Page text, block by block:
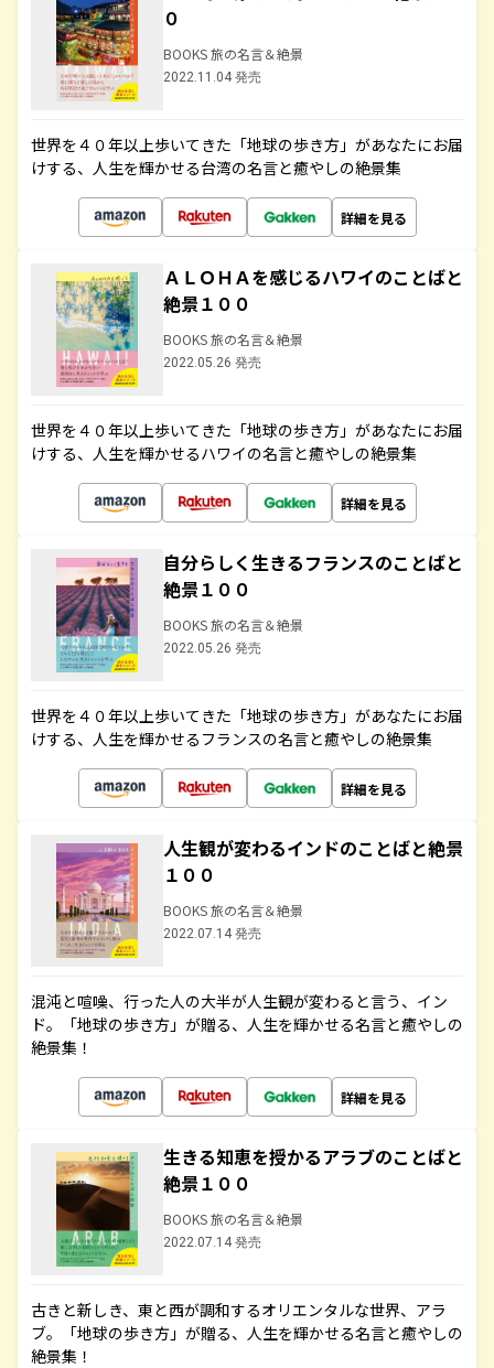
０
BOOKS 旅の名言＆絶景
2022.11.04 発売
世界を４０年以上歩いてきた「地球の歩き方」があなたにお届
けする、人生を輝かせる台湾の名言と癒やしの絶景集
詳細を見る
ＡＬＯＨＡを感じるハワイのことばと
絶景１００
BOOKS 旅の名言＆絶景
2022.05.26 発売
世界を４０年以上歩いてきた「地球の歩き方」があなたにお届
けする、人生を輝かせるハワイの名言と癒やしの絶景集
詳細を見る
自分らしく生きるフランスのことばと
絶景１００
BOOKS 旅の名言＆絶景
2022.05.26 発売
世界を４０年以上歩いてきた「地球の歩き方」があなたにお届
けする、人生を輝かせるフランスの名言と癒やしの絶景集
詳細を見る
人生観が変わるインドのことばと絶景
１００
BOOKS 旅の名言＆絶景
2022.07.14 発売
混沌と喧噪、行った人の大半が人生観が変わると言う、イン
ド。「地球の歩き方」が贈る、人生を輝かせる名言と癒やしの
絶景集！
詳細を見る
生きる知恵を授かるアラブのことばと
絶景１００
BOOKS 旅の名言＆絶景
2022.07.14 発売
古きと新しき、東と西が調和するオリエンタルな世界、アラ
ブ。「地球の歩き方」が贈る、人生を輝かせる名言と癒やしの
絶景集！